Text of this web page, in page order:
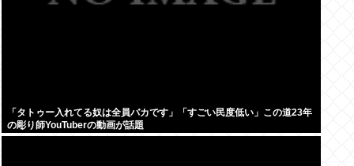
「タトゥー入れてる奴は全員バカです」「すごい民度低い」この道23年
の彫り師YouTuberの動画が話題